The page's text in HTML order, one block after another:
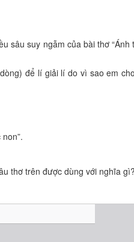
sâu suy ngẫm của bài thơ
để lí giải lí do vì sao em
thơ trên được dùng với nghĩa